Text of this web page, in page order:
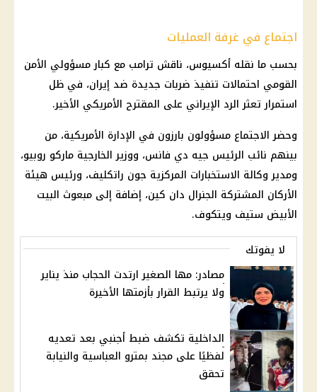
اجتماع في غرفة العمليات
بحسب ما نقله أكسيوس، ناقش ترامب مع كبار مسؤولي الأمن
القومي احتمالات تنفيذ ضربات جديدة ضد إيران، في ظل
استمرار تعثر الرد الإيراني على المقترح الأمريكي الأخير.
وحضر الاجتماع مسؤولون بارزون في الإدارة الأمريكية، من
بينهم نائب الرئيس جيه دي فانس، ووزير الخارجية ماركو روبيو،
ومدير وكالة الاستخبارات المركزية جون راتكليف، ورئيس هيئة
الأركان المشتركة الجنرال دان كين، إضافة إلى مبعوث البيت
الأبيض ستيف ويتكوف.
لا يفوتك
مصادر: مها الصغير ارتدت الحجاب منذ يناير
ولا يرتبط القرار بأزمتها الأخيرة
الداخلية تكشف ضبط أجنبي بعد تعديه
لفظيًا على مجند بمترو العباسية والنيابة
تحقق